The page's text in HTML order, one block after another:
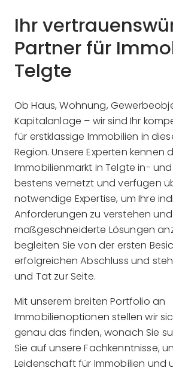
Ihr
Partner für
Telgte
Ob Haus, Wohnung,
Kapitalanlage – wir sind Ihr
für erstklassige Immobilien in
Region. Unsere Experten kennen
Immobilienmarkt in Telgte in-
bestens vernetzt und verfügen
notwendige Expertise, um Ihre
Anforderungen zu verstehen
maßgeschneiderte Lösungen
begleiten Sie von der ersten
erfolgreichen Abschluss und
und Tat zur Seite.
Mit unserem breiten Portfolio an
Immobilienoptionen stellen wir
genau das finden, wonach Sie
Sie auf unsere Fachkenntnisse,
Leidenschaft für Immobilien und